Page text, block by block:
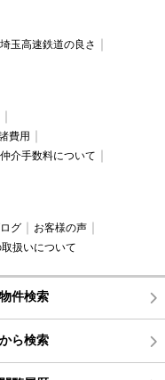
埼玉高速鉄道の良さ
費用
仲介手数料について
グ
お客様の声
扱いについて
件検索
ら検索